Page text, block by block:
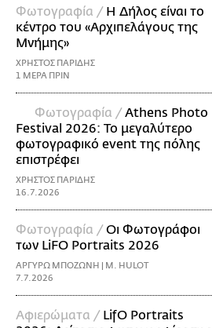
Φωτογραφία / Η Δήλος είναι το
κέντρο του «Αρχιπελάγους της
Μνήμης»
ΧΡΗΣΤΟΣ ΠΑΡΙΔΗΣ
1 ΜΕΡΑ ΠΡΙΝ
Φωτογραφία /Athens Photo
Festival 2026: Το μεγαλύτερο
φωτογραφικό event της πόλης
επιστρέφει
ΧΡΗΣΤΟΣ ΠΑΡΙΔΗΣ
16.7.2026
Φωτογραφία /Οι Φωτογράφοι
των LiFO Portraits 2026
ΑΡΓΥΡΩ ΜΠΟΖΩΝΗ | M. HULOT
7.7.2026
Αφιερώματα / LifO Portraits